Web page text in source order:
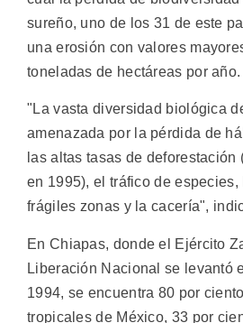
sureño, uno de los 31 de este
una erosión con valores
toneladas de hectáreas por año.
"La vasta diversidad biológica
amenazada por la pérdida de
las altas tasas de deforestación
en 1995), el tráfico de
frágiles zonas y la cacería",
En Chiapas, donde el Ejército
Liberación Nacional se levantó
1994, se encuentra 80 por
tropicales de México, 33 por